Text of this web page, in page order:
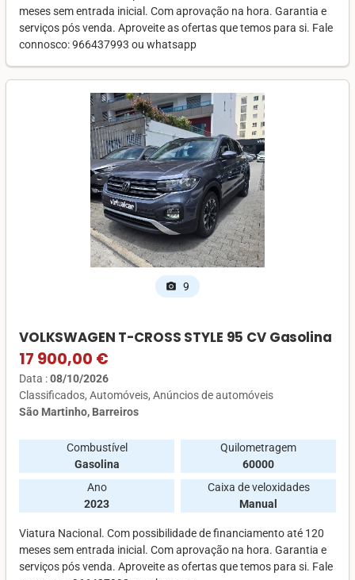
meses sem entrada inicial. Com aprovação na hora. Garantia e
serviços pós venda. Aproveite as ofertas que temos para si. Fale
connosco: 966437993 ou whatsapp
photo_camera 9
VOLKSWAGEN T-CROSS STYLE 95 CV Gasolina
17 900,00 €
Data :08/10/2026
Classificados Automóveis Anúncios de automóveis
São Martinho, Barreiros
Combustível
Gasolina
Quilometragem
60000
Ano
2023
Caixa de veloxidades
Manual
Viatura Nacional. Com possibilidade de financiamento até 120
meses sem entrada inicial. Com aprovação na hora. Garantia e
serviços pós venda. Aproveite as ofertas que temos para si. Fale